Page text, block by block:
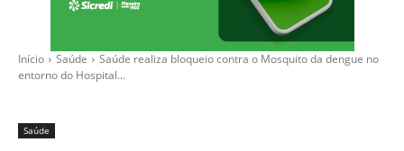
Início Saúde
Saúde realiza bloqueio contra o Mosquito da dengue no
entorno do Hospital...
Saúde